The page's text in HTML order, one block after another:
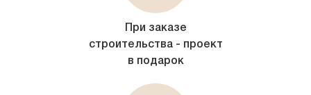
При заказе
строительства - проект
в подарок